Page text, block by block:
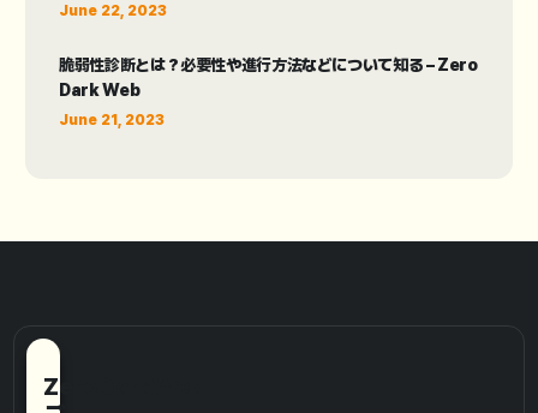
June 22, 2023
脆弱性診断とは？必要性や進行方法などについて知る – Zero
Dark Web
June 21, 2023
ZeroDarkWeb